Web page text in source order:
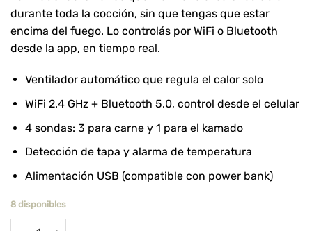
durante toda la cocción, sin que tengas que estar
encima del fuego. Lo controlás por WiFi o Bluetooth
desde la app, en tiempo real.
Ventilador automático que regula el calor solo
WiFi 2.4 GHz + Bluetooth 5.0, control desde el celular
4 sondas: 3 para carne y 1 para el kamado
Detección de tapa y alarma de temperatura
Alimentación USB (compatible con power bank)
8 disponibles
Controlador de Temperatura para Kamado con Ventilador WiFi